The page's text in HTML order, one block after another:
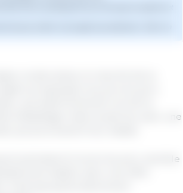
progression du prix du porc.
qui avait fortement reculé la
d’abattage reste soutenue, avec une
qui poursuivent leur baisse.
la semaine 6, le prix du porc semble
stable, avec une offre
pas particulièrement